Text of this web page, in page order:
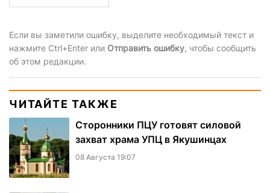
Если вы заметили ошибку, выделите необходимый текст и
нажмите Ctrl+Enter или Отправить ошибку, чтобы сообщить
об этом редакции.
ЧИТАЙТЕ ТАКЖЕ
Сторонники ПЦУ готовят силовой
захват храма УПЦ в Якушинцах
08 Августа 19:07